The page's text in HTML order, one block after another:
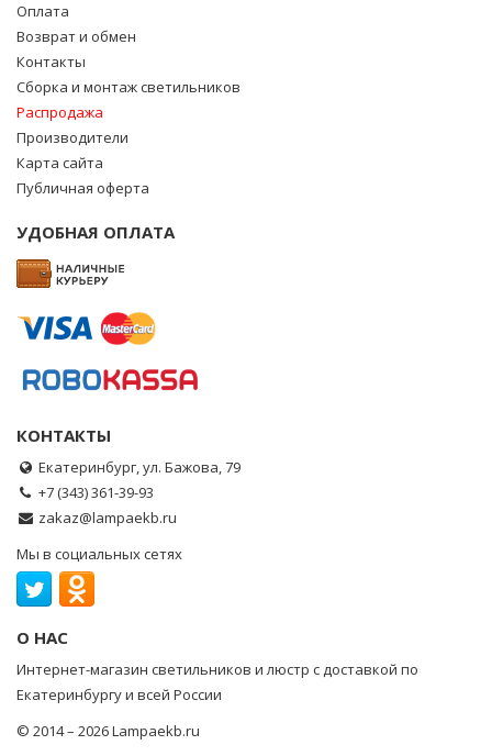
Оплата
Возврат и обмен
Контакты
Сборка и монтаж светильников
Распродажа
Производители
Карта сайта
Публичная оферта
УДОБНАЯ ОПЛАТА
КОНТАКТЫ
Екатеринбург, ул. Бажова, 79
+7 (343) 361-39-93
zakaz@lampaekb.ru
Мы в социальных сетях
О НАС
Интернет-магазин светильников и люстр с доставкой по
Екатеринбургу и всей России
© 2014 – 2026 Lampaekb.ru